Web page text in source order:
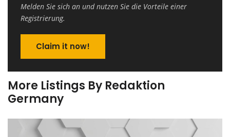
Melden Sie sich an und nutzen Sie die Vorteile einer
Registrierung.
Claim it now!
More Listings By Redaktion
Germany